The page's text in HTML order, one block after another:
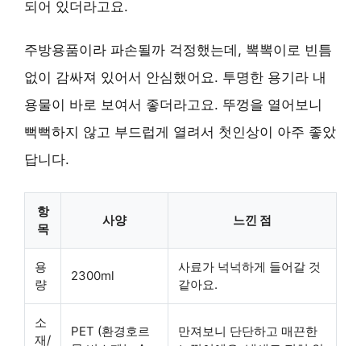
되어 있더라고요.
주방용품이라 파손될까 걱정했는데, 뽁뽁이로 빈틈
없이 감싸져 있어서 안심했어요. 투명한 용기라 내
용물이 바로 보여서 좋더라고요. 뚜껑을 열어보니
뻑뻑하지 않고 부드럽게 열려서 첫인상이 아주 좋았
답니다.
항
목
사양 느낀 점
용
량
2300ml
사료가 넉넉하게 들어갈 것
같아요.
소
재/
PET (환경호르
만져보니 단단하고 매끈한